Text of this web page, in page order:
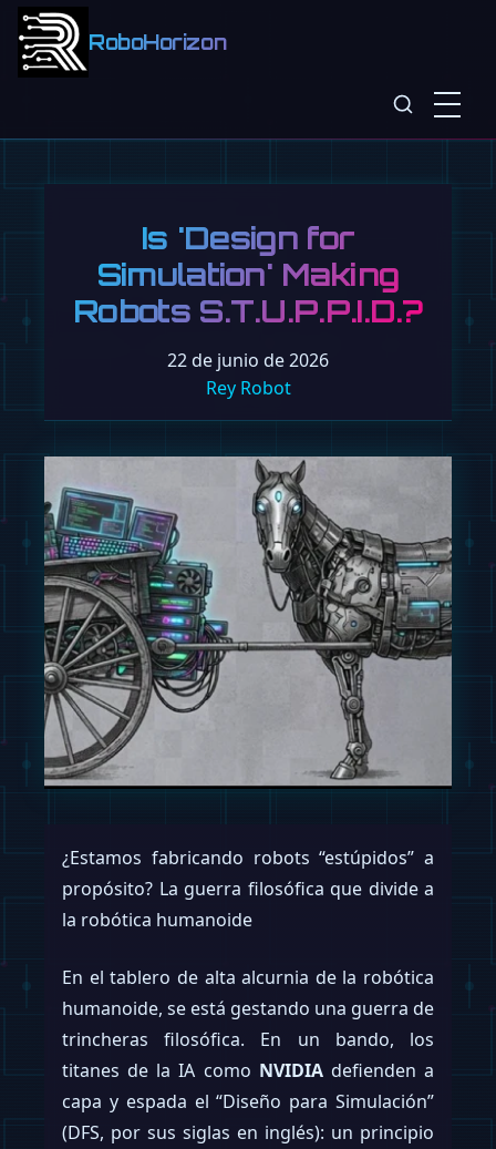
RoboHorizon
Is 'Design for
Simulation' Making
Robots S.T.U.P.P.I.D.?
22 de junio de 2026
Rey Robot
¿Estamos fabricando robots “estúpidos” a
propósito? La guerra filosófica que divide a
la robótica humanoide
En el tablero de alta alcurnia de la robótica
humanoide, se está gestando una guerra de
trincheras filosófica. En un bando, los
titanes de la IA como NVIDIAdefienden a
capa y espada el “Diseño para Simulación”
(DFS, por sus siglas en inglés): un principio